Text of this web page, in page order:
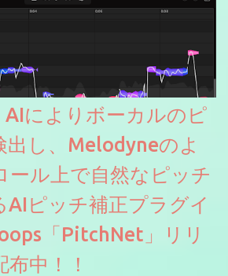
AIによりボーカルのピ
出し、Melodyneのよ
ール上で自然なピッチ
AIピッチ補正プラグイ
「PitchNet」リリ
中！！